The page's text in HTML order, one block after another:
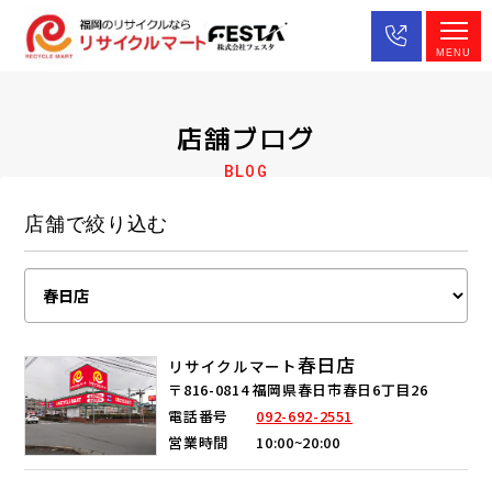
店舗ブログ
BLOG
店舗で絞り込む
リサイクルマート春日店
〒816-0814 福岡県春日市春日6丁目26
電話番号
092-692-2551
営業時間
10:00~20:00
MENU